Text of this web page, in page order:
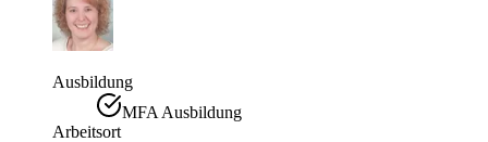
Ausbildung
MFA Ausbildung
Arbeitsort